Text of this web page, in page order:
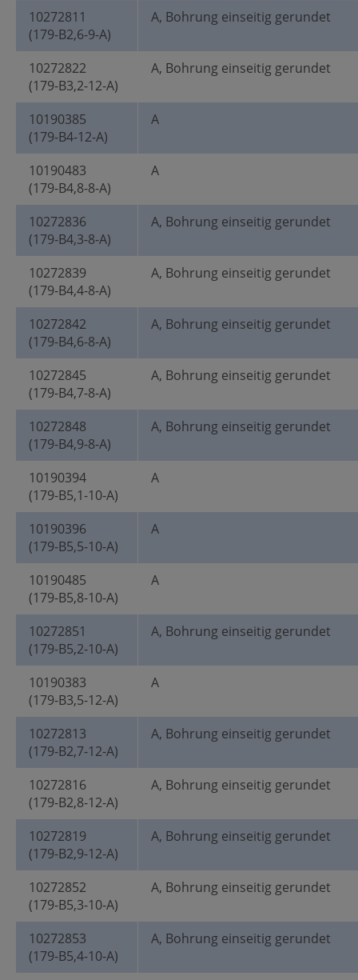
10272811
(179-B2,6-9-A)
A, Bohrung einseitig gerundet
10272822
(179-B3,2-12-A)
A, Bohrung einseitig gerundet
10190385
(179-B4-12-A)
A
10190483
(179-B4,8-8-A)
A
10272836
(179-B4,3-8-A)
A, Bohrung einseitig gerundet
10272839
(179-B4,4-8-A)
A, Bohrung einseitig gerundet
10272842
(179-B4,6-8-A)
A, Bohrung einseitig gerundet
10272845
(179-B4,7-8-A)
A, Bohrung einseitig gerundet
10272848
(179-B4,9-8-A)
A, Bohrung einseitig gerundet
10190394
(179-B5,1-10-A)
A
10190396
(179-B5,5-10-A)
A
10190485
(179-B5,8-10-A)
A
10272851
(179-B5,2-10-A)
A, Bohrung einseitig gerundet
10190383
(179-B3,5-12-A)
A
10272813
(179-B2,7-12-A)
A, Bohrung einseitig gerundet
10272816
(179-B2,8-12-A)
A, Bohrung einseitig gerundet
10272819
(179-B2,9-12-A)
A, Bohrung einseitig gerundet
10272852
(179-B5,3-10-A)
A, Bohrung einseitig gerundet
10272853
(179-B5,4-10-A)
A, Bohrung einseitig gerundet